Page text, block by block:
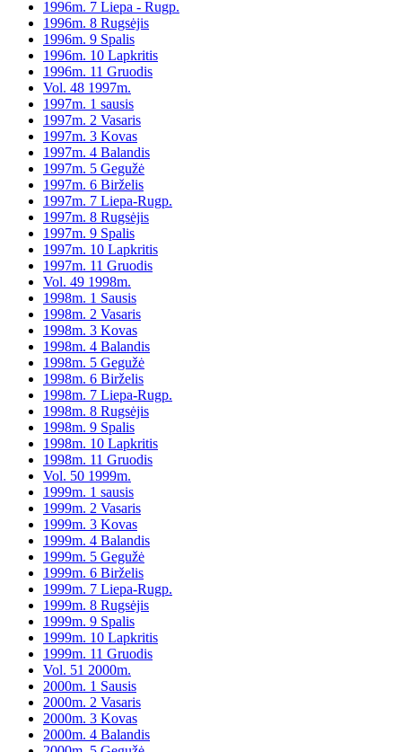
1996m. 7 Liepa - Rugp.
1996m. 8 Rugsėjis
1996m. 9 Spalis
1996m. 10 Lapkritis
1996m. 11 Gruodis
Vol. 48 1997m.
1997m. 1 sausis
1997m. 2 Vasaris
1997m. 3 Kovas
1997m. 4 Balandis
1997m. 5 Gegužė
1997m. 6 Birželis
1997m. 7 Liepa-Rugp.
1997m. 8 Rugsėjis
1997m. 9 Spalis
1997m. 10 Lapkritis
1997m. 11 Gruodis
Vol. 49 1998m.
1998m. 1 Sausis
1998m. 2 Vasaris
1998m. 3 Kovas
1998m. 4 Balandis
1998m. 5 Gegužė
1998m. 6 Birželis
1998m. 7 Liepa-Rugp.
1998m. 8 Rugsėjis
1998m. 9 Spalis
1998m. 10 Lapkritis
1998m. 11 Gruodis
Vol. 50 1999m.
1999m. 1 sausis
1999m. 2 Vasaris
1999m. 3 Kovas
1999m. 4 Balandis
1999m. 5 Gegužė
1999m. 6 Birželis
1999m. 7 Liepa-Rugp.
1999m. 8 Rugsėjis
1999m. 9 Spalis
1999m. 10 Lapkritis
1999m. 11 Gruodis
Vol. 51 2000m.
2000m. 1 Sausis
2000m. 2 Vasaris
2000m. 3 Kovas
2000m. 4 Balandis